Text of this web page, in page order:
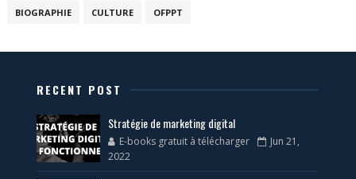
BIOGRAPHIE CULTURE OFPPT
RECENT POST
Stratégie de marketing digital
E-books gratuit à télécharger
Jun 21,
2022